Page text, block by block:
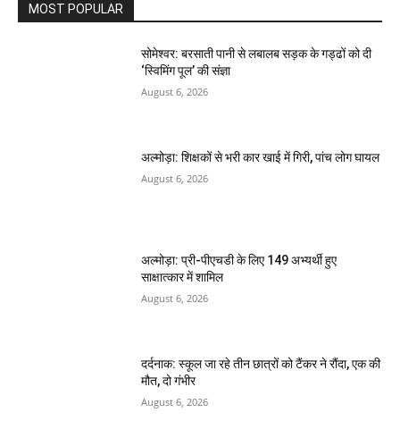
MOST POPULAR
सोमेश्वर: बरसाती पानी से लबालब सड़क के गड्ढों को दी
‘स्विमिंग पूल’ की संज्ञा
August 6, 2026
अल्मोड़ा: शिक्षकों से भरी कार खाई में गिरी, पांच लोग घायल
August 6, 2026
अल्मोड़ा: प्री-पीएचडी के लिए 149 अभ्यर्थी हुए
साक्षात्कार में शामिल
August 6, 2026
दर्दनाक: स्कूल जा रहे तीन छात्रों को टैंकर ने रौंदा, एक की
मौत, दो गंभीर
August 6, 2026